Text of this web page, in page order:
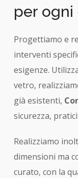
per ogni
Progettiamo e
interventi
esigenze.
vetro,
già esistenti,
sicurezza,
Realizziamo
dimensioni ma
curato, con la